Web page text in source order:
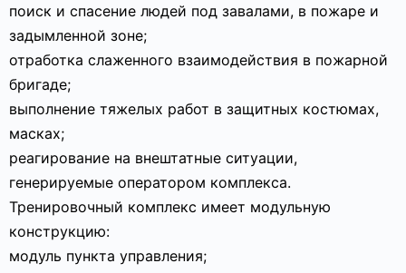
поиск и спасение людей под завалами, в пожаре и
задымленной зоне;
отработка слаженного взаимодействия в пожарной
бригаде;
выполнение тяжелых работ в защитных костюмах,
масках;
реагирование на внештатные ситуации,
генерируемые оператором комплекса.
Тренировочный комплекс имеет модульную
конструкцию:
модуль пункта управления;